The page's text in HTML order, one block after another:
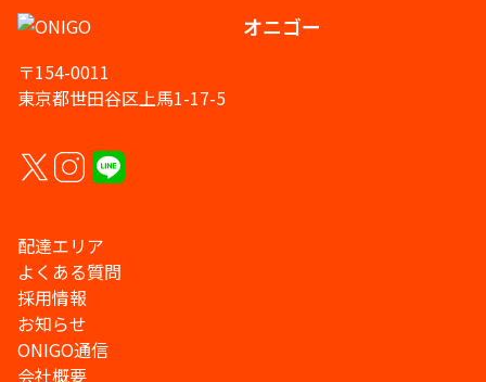
オニゴー
〒154-0011
東京都世田谷区上馬1-17-5
配達エリア
よくある質問
採用情報
お知らせ
ONIGO通信
会社概要